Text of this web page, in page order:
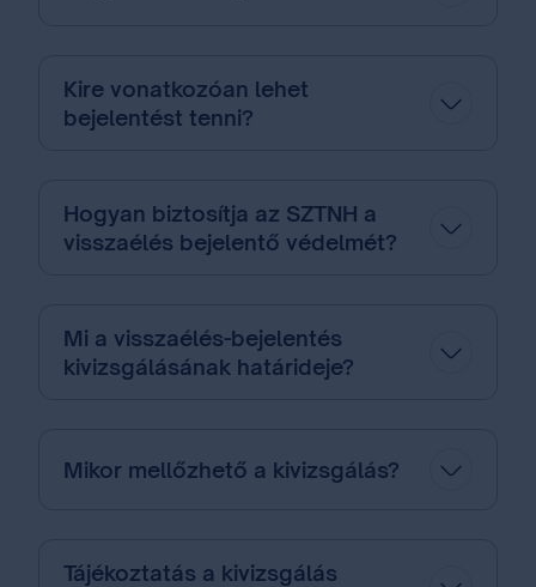
Kire vonatkozóan lehet
bejelentést tenni?
Hogyan biztosítja az SZTNH a
visszaélés bejelentő védelmét?
Mi a visszaélés-bejelentés
kivizsgálásának határideje?
Mikor mellőzhető a kivizsgálás?
Tájékoztatás a kivizsgálás